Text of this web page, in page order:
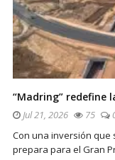
“Madring” redefine
Jul 21, 2026 75
Con una inversión que
prepara para el Gran